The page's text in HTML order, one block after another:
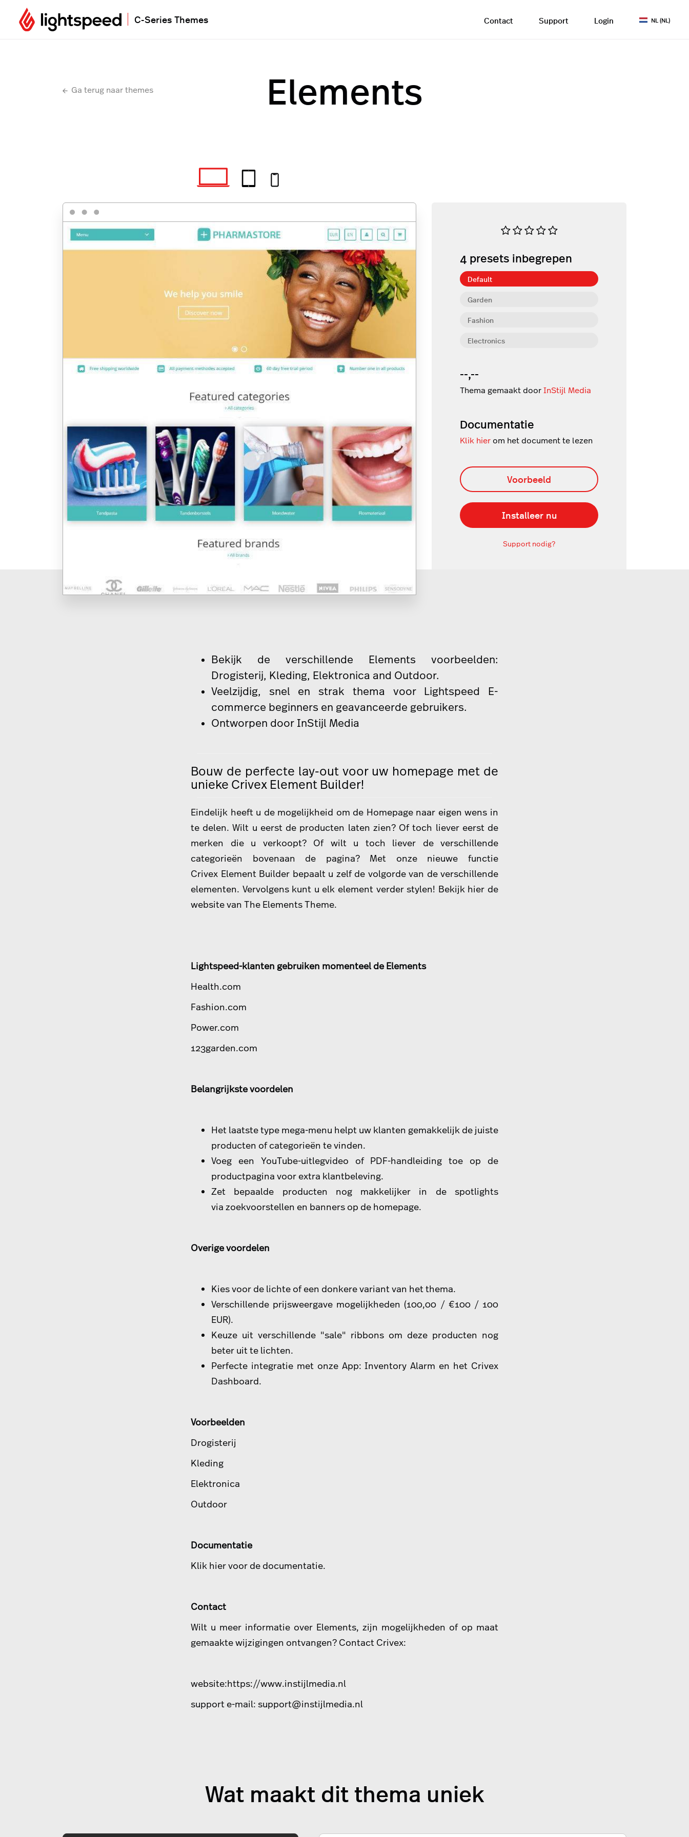
C-Series Themes Contact Support Login NL (NL)
Ga terug naar themes Elements
4 presets inbegrepen
Garden
Fashion
Electronics
Default
--,--
Thema gemaakt doorInStijl Media
Documentatie
Klik hier om het document te lezen
Voorbeeld
Installeer nu
Support nodig?
Bekijk de verschillende Elements voorbeelden:
Drogisterij, Kleding, Elektronica and Outdoor.
Veelzijdig, snel en strak thema voor Lightspeed E-
commerce beginners en geavanceerde gebruikers.
Ontworpen door InStijl Media
Bouw de perfecte lay-out voor uw homepage met de
unieke Crivex Element Builder!
Eindelijk heeft u de mogelijkheid om de Homepage naar eigen wens in
te delen. Wilt u eerst de producten laten zien? Of toch liever eerst de
merken die u verkoopt? Of wilt u toch liever de verschillende
categorieën bovenaan de pagina? Met onze nieuwe functie
Crivex Element Builder bepaalt u zelf de volgorde van de verschillende
elementen. Vervolgens kunt u elk element verder stylen! Bekijk hier de
website van The Elements Theme.
Lightspeed-klanten gebruiken momenteel de Elements
Health.com
Fashion.com
Power.com
123garden.com
Belangrijkste voordelen
Het laatste type mega-menu helpt uw klanten gemakkelijk de juiste
producten of categorieën te vinden.
Voeg een YouTube-uitlegvideo of PDF-handleiding toe op de
productpagina voor extra klantbeleving.
Zet bepaalde producten nog makkelijker in de spotlights
via zoekvoorstellen en banners op de homepage.
Overige voordelen
Kies voor de lichte of een donkere variant van het thema.
Verschillende prijsweergave mogelijkheden (100,00 / €100 / 100
EUR).
Keuze uit verschillende "sale" ribbons om deze producten nog
beter uit te lichten.
Perfecte integratie met onze App:Inventory Alarm en het Crivex
Dashboard.
Voorbeelden
Drogisterij
Kleding
Elektronica
Outdoor
Documentatie
Klik hiervoor de documentatie.
Contact
Wilt u meer informatie over Elements, zijn mogelijkheden of op maat
gemaakte wijzigingen ontvangen? Contact Crivex:
website:https://www.instijlmedia.nl
support e-mail: support@instijlmedia.nl
Wat maakt dit thema uniek